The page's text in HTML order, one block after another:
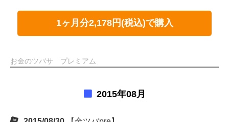
1ヶ月分2,178円(税込)で購入
お金のツバサ プレミアム
2015年08月